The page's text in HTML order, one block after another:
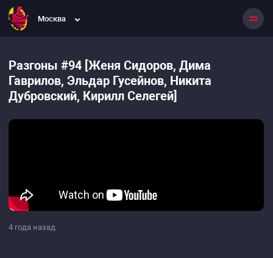
Москва
Разгоны #94 [Женя Сидоров, Дима
Гаврилов, Эльдар Гусейнов, Никита
Дубровский, Кирилл Селегей]
4 года назад